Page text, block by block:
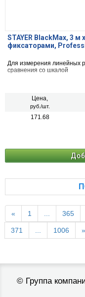
STAYER BlackMax, 3 м
фиксаторами,
Для измерения линейных
сравнения со шкалой
Цена,
руб./шт.
171.68
« 1 ... 365
371 ... 1006 »
© Группа